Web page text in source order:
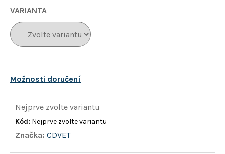
hvězdiček.
VARIANTA
Možnosti doručení
Nejprve zvolte variantu
Kód: Nejprve zvolte variantu
Značka: CDVET